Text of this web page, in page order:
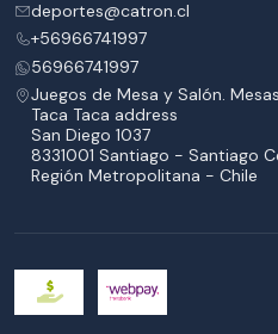
deportes@catron.cl
+56966741997
56966741997
Juegos de Mesa y Salón.
Taca Taca address
San Diego 1037
8331001 Santiago - Santiago
Región Metropolitana - Chile